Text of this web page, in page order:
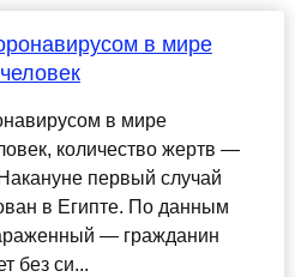
в мире
в мире
количество жертв —
первый случай
в Египте. По данным
— гражданин
без си...